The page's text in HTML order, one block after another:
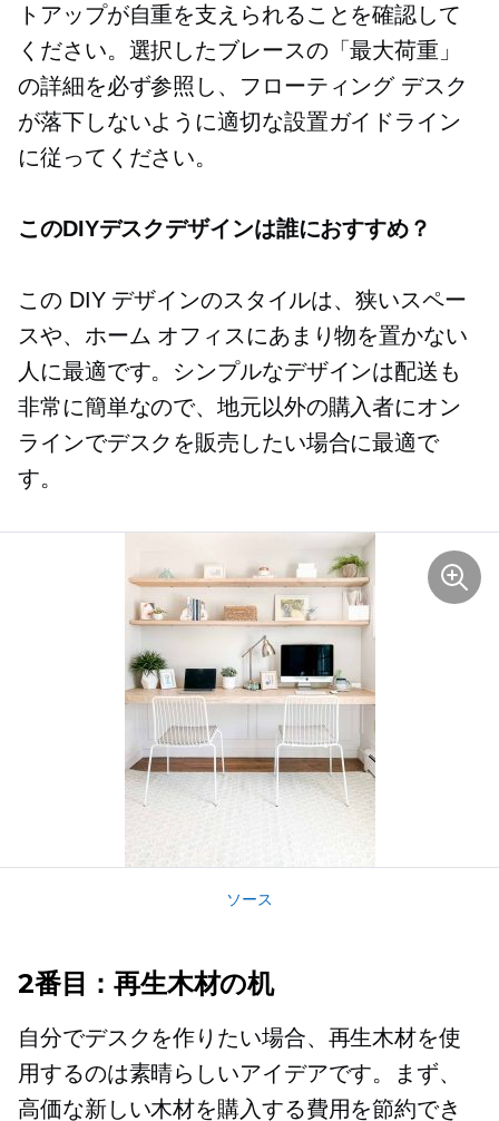
トアップが自重を支えられることを確認して
ください。選択したブレースの「最大荷重」
の詳細を必ず参照し、フローティング デスク
が落下しないように適切な設置ガイドライン
に従ってください。
このDIYデスクデザインは誰におすすめ？
この DIY デザインのスタイルは、狭いスペー
スや、ホーム オフィスにあまり物を置かない
人に最適です。シンプルなデザインは配送も
非常に簡単なので、地元以外の購入者にオン
ラインでデスクを販売したい場合に最適で
す。
ソース
2番目：再生木材の机
自分でデスクを作りたい場合、再生木材を使
用するのは素晴らしいアイデアです。まず、
高価な新しい木材を購入する費用を節約でき